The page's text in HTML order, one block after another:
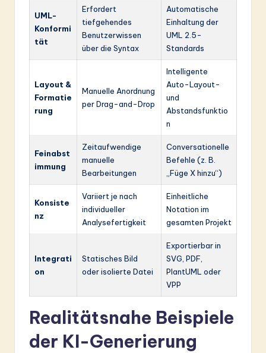
UML-
Konformi
tät
Erfordert
tiefgehendes
Benutzerwissen
über die Syntax
Automatische
Einhaltung der
UML 2.5-
Standards
Layout &
Formatie
rung
Manuelle Anordnung
per Drag-and-Drop
Intelligente
Auto-Layout-
und
Abstandsfunktio
n
Feinabst
immung
Zeitaufwendige
manuelle
Bearbeitungen
Conversationelle
Befehle (z. B.
„Füge X hinzu“)
Konsiste
nz
Variiert je nach
individueller
Analysefertigkeit
Einheitliche
Notation im
gesamten Projekt
Integrati
on
Statisches Bild
oder isolierte Datei
Exportierbar in
SVG, PDF,
PlantUML oder
VPP
Realitätsnahe Beispiele
der KI-Generierung